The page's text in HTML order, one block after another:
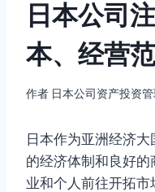
日本公司
本、经营
作者 日本公司资产投资
日本作为亚洲经济
的经济体制和良好
业和个人前往开拓市